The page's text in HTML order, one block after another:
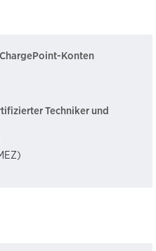
Konten
Techniker und